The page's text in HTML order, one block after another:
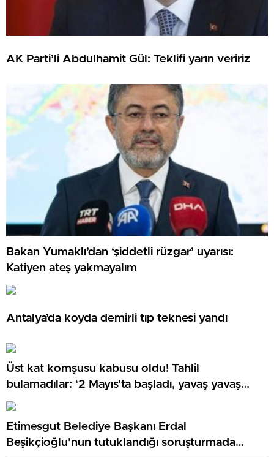
AK Parti’li Abdulhamit Gül: Teklifi yarın veririz
Bakan Yumaklı’dan ‘şiddetli rüzgar’ uyarısı:
Katiyen ateş yakmayalım
Antalya’da koyda demirli tıp teknesi yandı
Üst kat komşusu kabusu oldu! Tahlil
bulamadılar: ‘2 Mayıs’ta başladı, yavaş yavaş
arttı’
Etimesgut Belediye Başkanı Erdal
Beşikçioğlu’nun tutuklandığı soruşturmada